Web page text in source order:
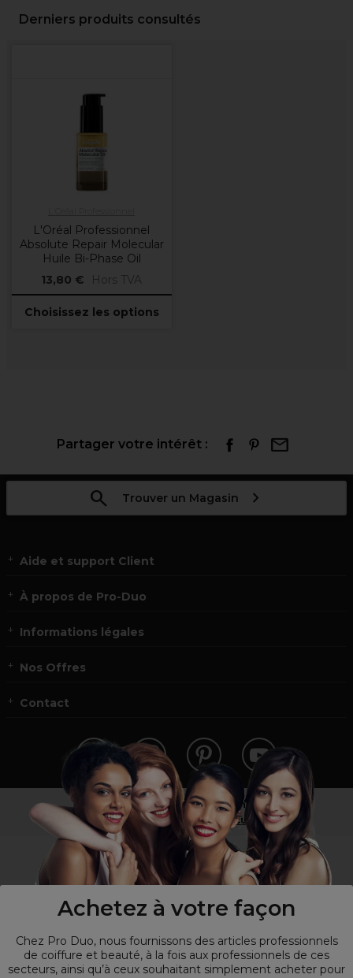
Achetez à votre façon
Chez Pro Duo, nous fournissons des articles professionnels
de coiffure et beauté, à la fois aux professionnels de ces
secteurs, ainsi qu’à ceux souhaitant simplement acheter pour
Derniers produits consultés
L'Oréal Professionnel
Absolute Repair Molecular
Huile Bi-Phase Oil
13,80 €
Hors TVA
Choisissez les options
Partager votre intérêt :
Trouver un Magasin
Aide et support Client
À propos de Pro-Duo
Informations légales
Nos Offres
Contact
Vous n’êtes pas un professionnel ?
Visitez notre site pour les particuliers!